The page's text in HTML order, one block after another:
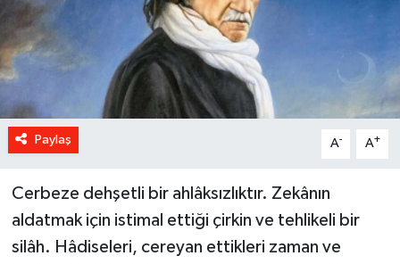
Paylaş A- A+
Cerbeze dehşetli bir ahlâksızlıktır. Zekânın
aldatmak için istimal ettiği çirkin ve tehlikeli bir
silâh. Hâdiseleri, cereyan ettikleri zaman ve